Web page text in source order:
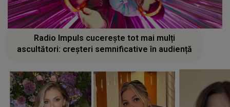
Radio Impuls cucerește tot mai mulți
ascultători: creșteri semnificative în audiență